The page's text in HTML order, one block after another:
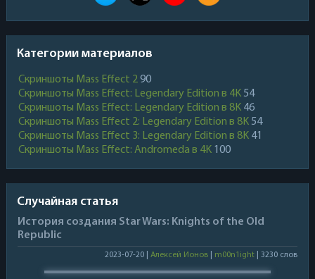
Категории материалов
Скриншоты Mass Effect 290
Скриншоты Mass Effect: Legendary Edition в 4K 54
Скриншоты Mass Effect: Legendary Edition в 8K 46
Скриншоты Mass Effect 2: Legendary Edition в 8K 54
Скриншоты Mass Effect 3: Legendary Edition в 8K 41
Скриншоты Mass Effect: Andromeda в 4K 100
Случайная статья
История создания Star Wars: Knights of the Old
Republic
2023-07-20 |Алексей Ионов m00n1ight | 3230 слов